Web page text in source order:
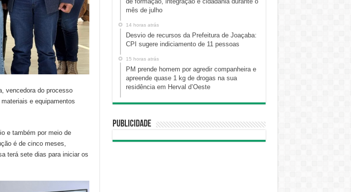
vencedora do processo
e equipamentos
e também por meio de
é de cinco meses,
terá sete dias para iniciar os
mês de julho
14 horas atrás
Desvio de recursos da Prefeitura de Joaçaba:
CPI sugere indiciamento de 11 pessoas
15 horas atrás
PM prende homem por agredir companheira e
apreende quase 1 kg de drogas na sua
residência em Herval d’Oeste
Publicidade